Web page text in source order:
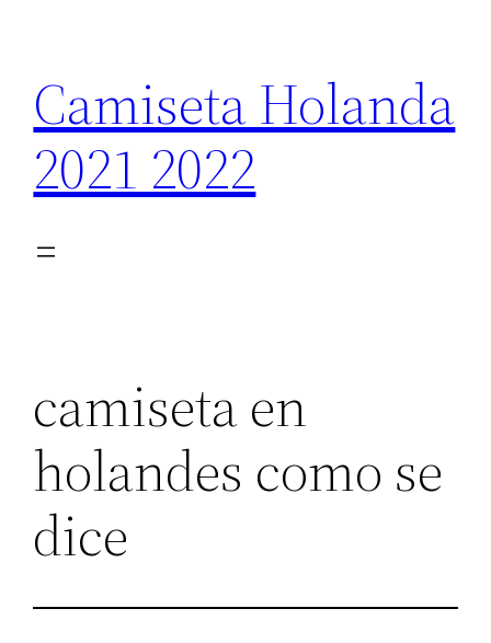
contenido
Camiseta Holanda
2021 2022
camiseta en
holandes como se
dice